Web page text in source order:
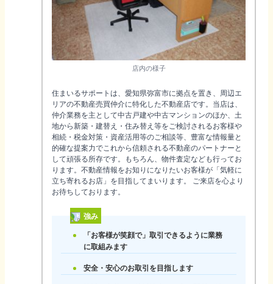
店内の様子
住まいるサポートは、愛知県弥富市に拠点を置き、周辺エ
リアの不動産売買仲介に特化した不動産店です。当店は、
仲介業務を主として中古戸建や中古マンションのほか、土
地から新築・建替え・住み替え等をご検討されるお客様や
相続・税金対策・資産活用等のご相談等、豊富な情報量と
的確な提案力でこれから信頼される不動産のパートナーと
して頑張る所存です。もちろん、物件査定なども行ってお
ります。不動産情報をお知りになりたいお客様が「気軽に
立ち寄れるお店」を目指してまいります。 ご来店を心より
お待ちしております。
強み
「お客様が笑顔で」取引できるように業務
に取組みます
安全・安心のお取引を目指します